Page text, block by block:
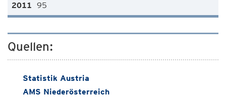
95
Quellen:
Statistik Austria
AMS Niederösterreich